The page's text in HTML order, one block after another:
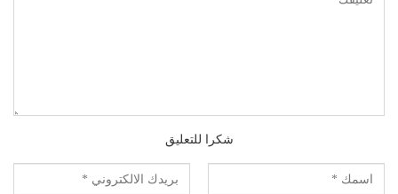
شكرا للتعليق